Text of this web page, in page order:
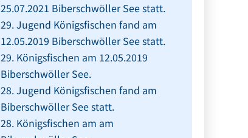
25.07.2021 Biberschwöller See statt.
29. Jugend Königsfischen fand am
12.05.2019 Biberschwöller See statt.
29. Königsfischen am 12.05.2019
Biberschwöller See.
28. Jugend Königsfischen fand am
Biberschwöller See statt.
28. Königsfischen am am